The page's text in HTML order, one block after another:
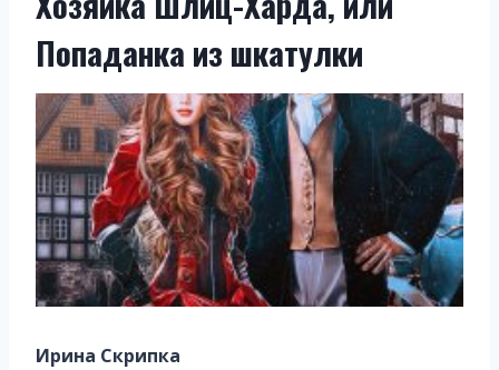
Попаданка из шкатулки
Ирина Скрипка